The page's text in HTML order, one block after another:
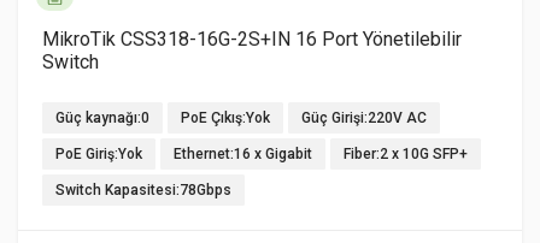
MikroTik CSS318-16G-2S+IN 16 Port Yönetilebilir
Switch
Güç kaynağı:0 PoE Çıkış:Yok Güç Girişi:220V AC
PoE Giriş:Yok Ethernet:16 x Gigabit Fiber:2 x 10G SFP+
Switch Kapasitesi:78Gbps